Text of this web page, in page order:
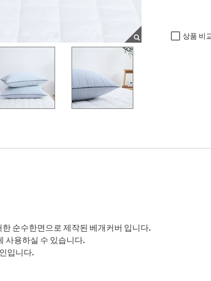
상품 비
순수한면으로 제작된 베개커버 입니다.
사용하실 수 있습니다.
입니다.